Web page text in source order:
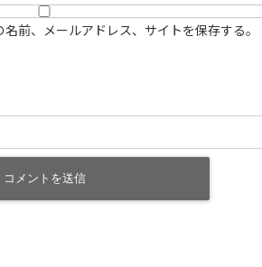
前、メールアドレス、サイトを保存する。